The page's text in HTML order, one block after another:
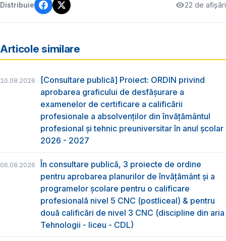
Distribuie 22 de afișări
Articole similare
10.08.2026
[Consultare publică] Proiect: ORDIN privind
aprobarea graficului de desfăşurare a
examenelor de certificare a calificării
profesionale a absolvenţilor din învăţământul
profesional şi tehnic preuniversitar în anul şcolar
2026 - 2027
06.08.2026
În consultare publică, 3 proiecte de ordine
pentru aprobarea planurilor de învățământ și a
programelor școlare pentru o calificare
profesională nivel 5 CNC (postliceal) & pentru
două calificări de nivel 3 CNC (discipline din aria
Tehnologii - liceu - CDL)